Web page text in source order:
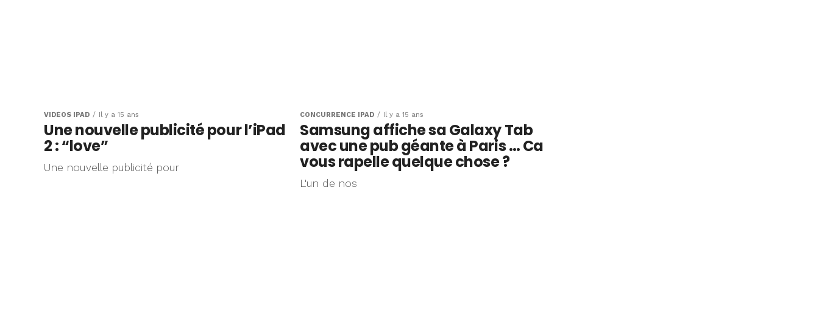
VIDÉOS IPAD Il y a 15 ans
Une nouvelle publicité pour l’iPad
2 : “love”
Une nouvelle publicité pour
CONCURRENCE IPAD Il y a 15 ans
Samsung affiche sa Galaxy Tab
avec une pub géante à Paris … Ca
vous rapelle quelque chose ?
L'un de nos